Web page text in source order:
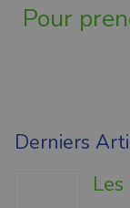
Pour
Derniers